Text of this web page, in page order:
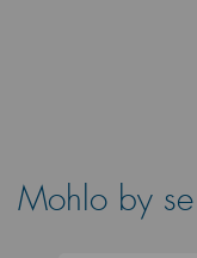
Mohlo by